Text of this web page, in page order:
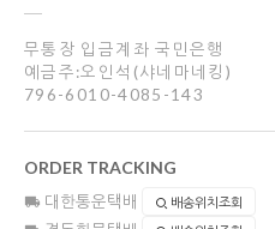
무통장 입금계좌 국민은행
예금주:오인석(샤네마네킹)
796-6010-4085-143
ORDER TRACKING
대한통운택배 배송위치조회